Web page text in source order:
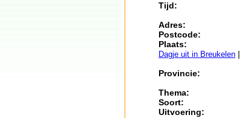
Tijd:
Adres:
Postcode:
Plaats:
Dagje uit in Breukelen |
Provincie:
Thema:
Soort:
Uitvoering: